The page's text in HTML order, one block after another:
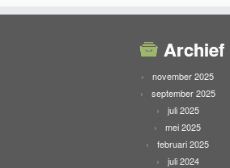
Archief
november 2025
september 2025
juli 2025
mei 2025
februari 2025
juli 2024